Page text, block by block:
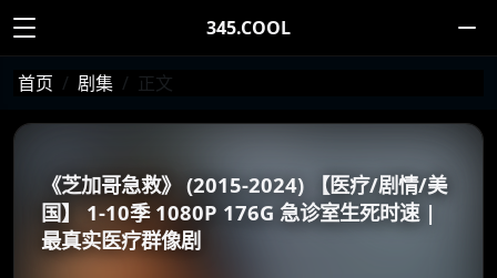
345.COOL
首页 剧集 正文
《芝加哥急救》 (2015-2024) 【医疗/剧情/美
国】 1-10季 1080P 176G 急诊室生死时速 |
最真实医疗群像剧